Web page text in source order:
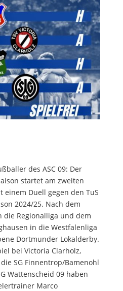
des ASC 09: Der
startet am zweiten
einem Duell gegen den TuS
2024/25. Nach dem
die Regionalliga und dem
in die Westfalenliga
Dortmunder Lokalderby.
bei Victoria Clarholz,
SG Finnentrop/Bamenohl
Wattenscheid 09 haben
Marco